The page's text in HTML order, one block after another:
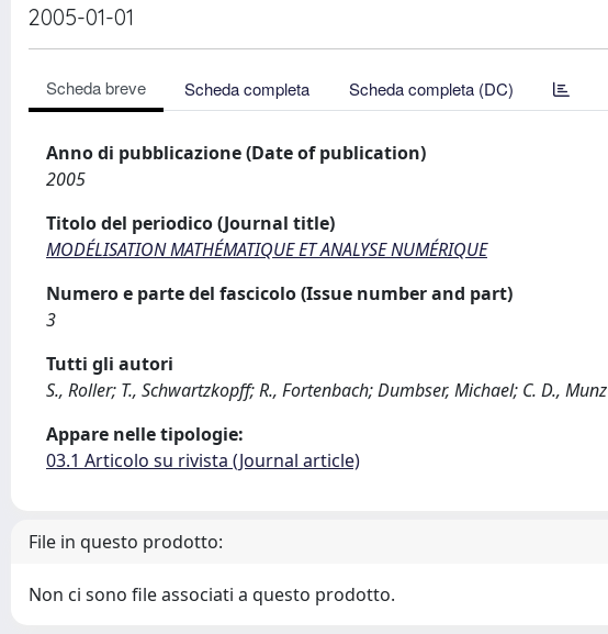
2005-01-01
Scheda breve Scheda completa Scheda completa (DC)
Anno di pubblicazione (Date of publication)
2005
Titolo del periodico (Journal title)
MODÉLISATION MATHÉMATIQUE ET ANALYSE NUMÉRIQUE
Numero e parte del fascicolo (Issue number and part)
3
Tutti gli autori
S., Roller; T., Schwartzkopff; R., Fortenbach; Dumbser, Michael; C. D., Munz
Appare nelle tipologie:
03.1 Articolo su rivista (Journal article)
File in questo prodotto:
Non ci sono file associati a questo prodotto.